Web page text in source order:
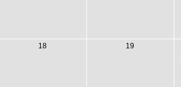
18 19